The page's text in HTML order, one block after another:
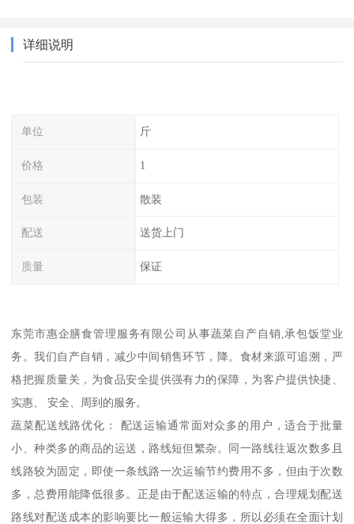
详细说明
单位 斤
价格 1
包装 散装
配送 送货上门
质量 保证
东莞市惠企膳食管理服务有限公司从事蔬菜自产自销,承包饭堂业
务。我们自产自销，减少中间销售环节，降。食材来源可追溯，严
格把握质量关，为食品安全提供强有力的保障，为客户提供快捷、
实惠、 安全、周到的服务。
蔬菜配送线路优化： 配送运输通常面对众多的用户，适合于批量
小、种类多的商品的运送，路线短但繁杂。同一路线往返次数多且
线路较为固定，即使一条线路一次运输节约费用不多，但由于次数
多，总费用能降低很多。正是由于配送运输的特点，合理规划配送
路线对配送成本的影响要比一般运输大得多，所以必须在全面计划